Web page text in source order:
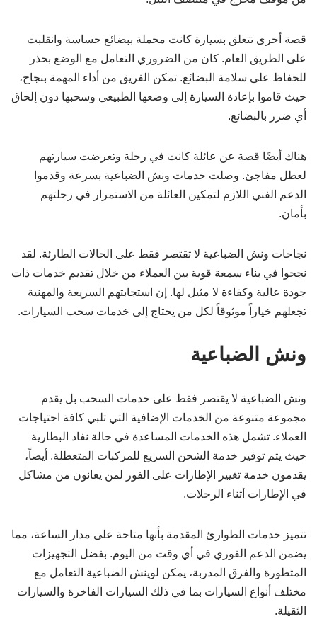
قصة أخرى تتعلق بسيارة كانت محملة ببضائع حساسة وانقلبت
على الطريق العام. كان من الضروري التعامل مع الوضع بحذر
للحفاظ على سلامة البضائع. تمكن الفريق من أداء المهمة بنجاح،
حيث قاموا بإعادة السيارة إلى وضعها الطبيعي وسحبها دون إلحاق
أي ضرر بالبضائع.
هناك أيضًا قصة عن عائلة كانت في رحلة وتعرضت سيارتهم
لعطل مفاجئ. وصلت خدمات ونش الضباعية بسرعة وقدموا
الدعم الفني اللازم لتمكين العائلة من الاستمرار في رحلتهم
بأمان.
نجاحات ونش الضباعية لا تقتصر فقط على الحالات الطارئة. لقد
نجحوا في بناء سمعة قوية بين العملاء من خلال تقديم خدمات ذات
جودة عالية وكفاءة لا مثيل لها. إن استجابتهم السريعة والمهنية
تجعلهم خياراً موثوقاً لكل من يحتاج إلى خدمات سحب السيارات.
ونش الضباعية
ونش الضباعية لا يقتصر فقط على خدمات السحب بل يقدم
مجموعة متنوعة من الخدمات الإضافية التي تلبي كافة احتياجات
العملاء. تشمل هذه الخدمات المساعدة في حالة نفاد البطارية
حيث يتم توفير خدمة الشحن السريع للمركبات المتعطلة. أيضاً،
يقدمون خدمة تغيير الإطارات على الفور لمن يعانون من مشاكل
في الإطارات أثناء الرحلات.
تتميز خدمات الطوارئ المقدمة بأنها متاحة على مدار الساعة، مما
يضمن الدعم الفوري في أي وقت من اليوم. بفضل التجهيزات
المتطورة والفرق المدربة، يمكن لوينش الضباعية التعامل مع
مختلف أنواع السيارات بما في ذلك السيارات الفاخرة والسيارات
الثقيلة.